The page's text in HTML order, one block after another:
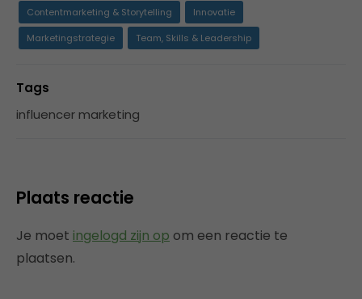
Contentmarketing & Storytelling
Innovatie
Marketingstrategie
Team, Skills & Leadership
Tags
influencer marketing
Plaats reactie
Je moet ingelogd zijn op om een reactie te
plaatsen.